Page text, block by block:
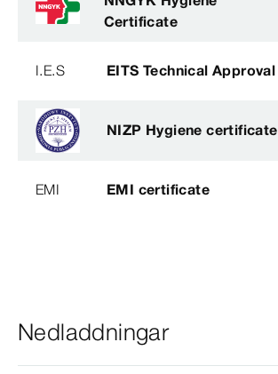
Certificate
I.E.S EITS Technical Approval
NIZP Hygiene certificate
EMI EMI certificate
Nedladdningar